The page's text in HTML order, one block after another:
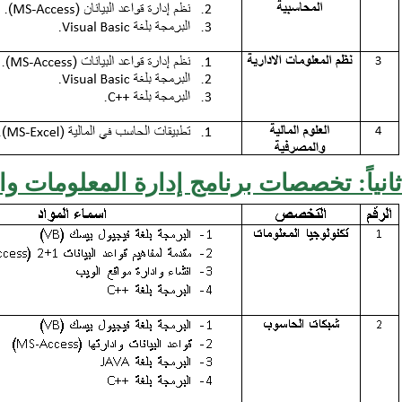
ثانياً: تخصصات برنامج إدارة المعلومات